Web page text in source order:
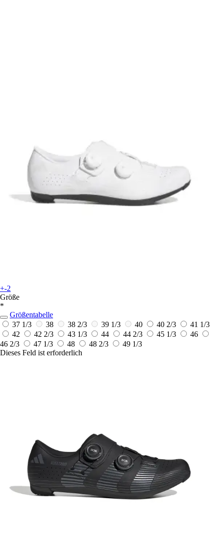
+-2
Größe
*
Größentabelle
37 1/3
38 38 2/3 39 1/3 40 40 2/3
41 1/3
42
42 2/3 43 1/3 44 44 2/3 45 1/3
46
46 2/3
47 1/3 48 48 2/3
49 1/3
Dieses Feld ist erforderlich